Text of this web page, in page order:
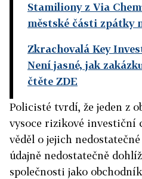
Stamiliony z Via
městské části zpátky
Zkrachovalá Key
Není jasné, jak
čtěte ZDE
Policisté tvrdí, že jeden z
vysoce rizikové investiční
věděl o jejich
údajně nedostatečně
společnosti jako